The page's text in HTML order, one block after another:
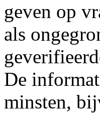
geven op
als
De
minsten,